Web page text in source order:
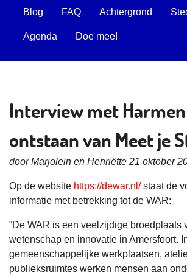
Blog FAQ Achtergrond
Agenda Doe mee!
Interview met
ontstaan van Meet je
door Marjolein en Henriëtte 21 oktober
Op de website https://dewar.nl/staat de
informatie met betrekking tot de WAR:
“De WAR is een veelzijdige broedplaats
wetenschap en innovatie in Amersfoort.
gemeenschappelijke werkplaatsen,
publieksruimtes werken mensen aan